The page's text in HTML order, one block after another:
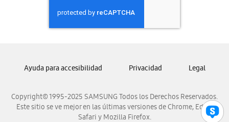
Samsung Nicaragua
Samsung Panamá
Samsung Venezuela
Copyright© 1995-2025 SAMSUNG Todos los Derechos Reservados.
Este sitio se ve mejor en las últimas versiones de Chrome, Edge,
Safari y Mozilla Firefox.
Ayuda para accesibilidad Privacidad Legal